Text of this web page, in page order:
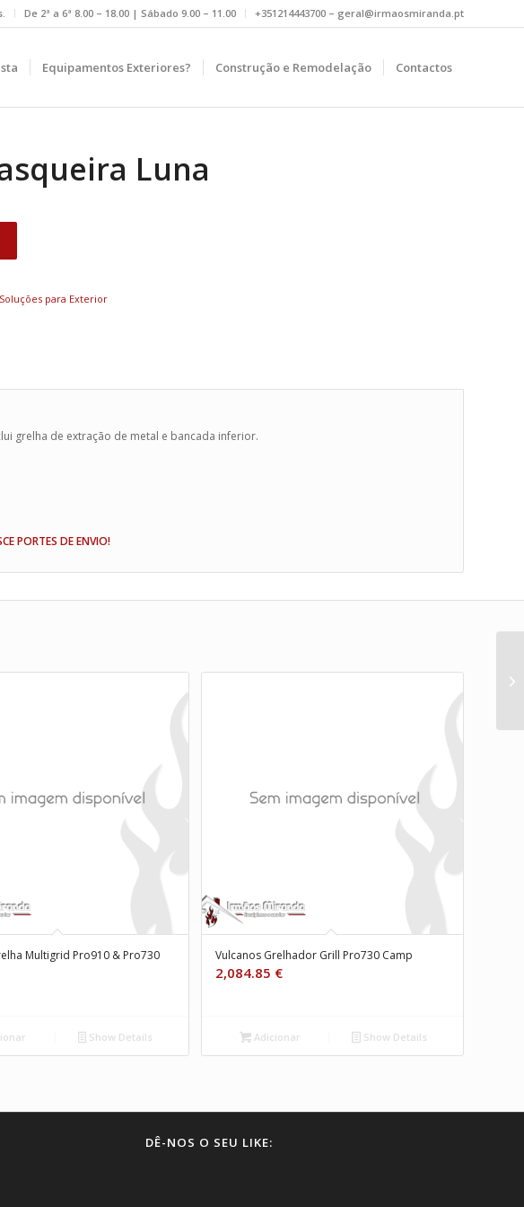
De 2ª a 6ª 8.00 – 18.00 | Sábado 9.00 – 11.00 +351214443700 – geral@irmaosmiranda.pt
Equipamentos Exteriores? Construção e Remodelação Contactos
Luna
Soluções para Exterior
grelha de extração de metal e bancada inferior.
PORTES DE ENVIO!
Multigrid Pro910 & Pro730
Show Details
Vulcanos Grelhador Grill Pro730 Camp
2,084.85 €
Adicionar Show Details
DÊ-NOS O SEU LIKE: